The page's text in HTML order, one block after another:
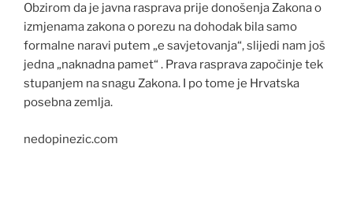
Obzirom da je javna rasprava prije donošenja Zakona o
izmjenama zakona o porezu na dohodak bila samo
formalne naravi putem „e savjetovanja“, slijedi nam još
jedna „naknadna pamet“ . Prava rasprava započinje tek
stupanjem na snagu Zakona. I po tome je Hrvatska
posebna zemlja.
nedopinezic.com